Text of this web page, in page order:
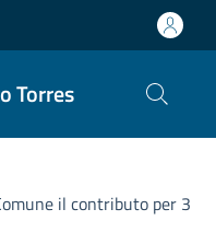
Torres
il contributo per 3